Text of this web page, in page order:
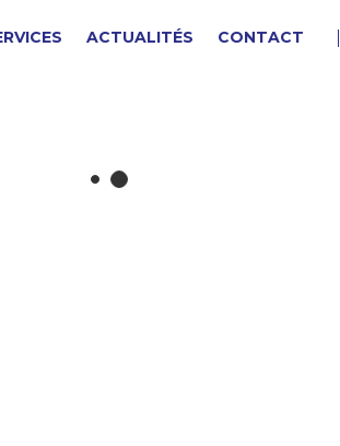
ACTUALITÉS CONTACT